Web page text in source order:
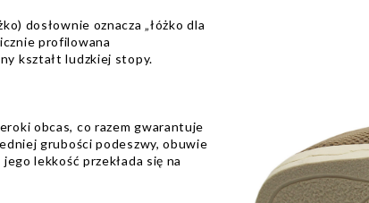
dosłownie oznacza „łóżko dla
profilowana
kształt ludzkiej stopy.
obcas, co razem gwarantuje
grubości podeszwy, obuwie
lekkość przekłada się na